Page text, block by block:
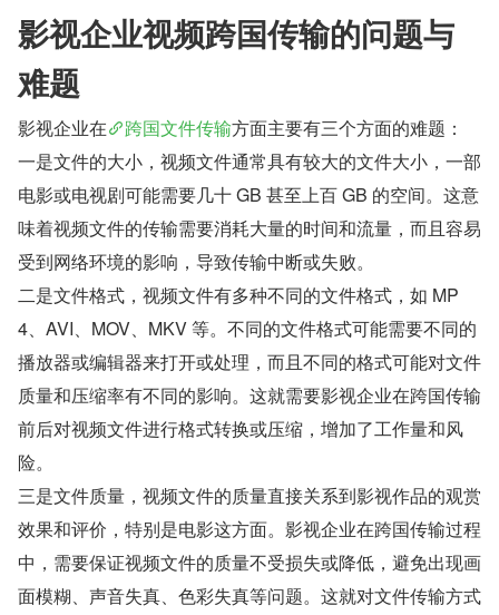
影视企业视频跨国传输的问题与
难题
影视企业在 跨国文件传输方面主要有三个方面的难题：
一是文件的大小，视频文件通常具有较大的文件大小，一部
电影或电视剧可能需要几十 GB 甚至上百 GB 的空间。这意
味着视频文件的传输需要消耗大量的时间和流量，而且容易
受到网络环境的影响，导致传输中断或失败。
二是文件格式，视频文件有多种不同的文件格式，如 MP
4、AVI、MOV、MKV 等。不同的文件格式可能需要不同的
播放器或编辑器来打开或处理，而且不同的格式可能对文件
质量和压缩率有不同的影响。这就需要影视企业在跨国传输
前后对视频文件进行格式转换或压缩，增加了工作量和风
险。
三是文件质量，视频文件的质量直接关系到影视作品的观赏
效果和评价，特别是电影这方面。影视企业在跨国传输过程
中，需要保证视频文件的质量不受损失或降低，避免出现画
面模糊、声音失真、色彩失真等问题。这就对文件传输方式